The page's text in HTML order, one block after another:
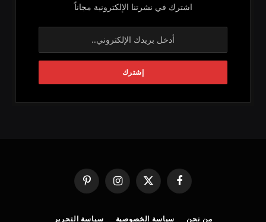
اشترك في نشرتنا الإلكترونية مجاناً
فيسبوك
X
(Twitter)
الانستغرامبينتيريست
من نحن سياسة الخصوصية سياسة التحرير